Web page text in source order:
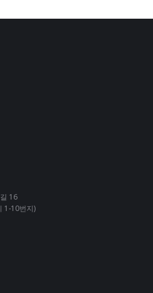
16
1-10번지)